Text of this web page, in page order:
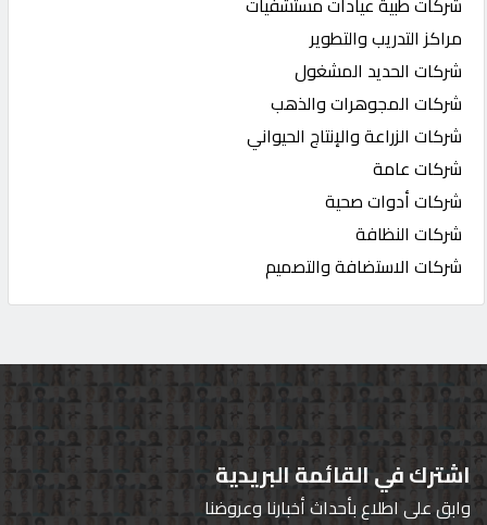
مراكز التدريب والتطوير
شركات الحديد المشغول
شركات المجوهرات والذهب
شركات الزراعة والإنتاج الحيواني
شركات عامة
شركات أدوات صحية
شركات النظافة
شركات الاستضافة والتصميم
اشترك في القائمة البريدية
وابق على اطلاع بأحداث أخبارنا وعروضنا